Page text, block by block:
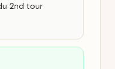
2nd tour